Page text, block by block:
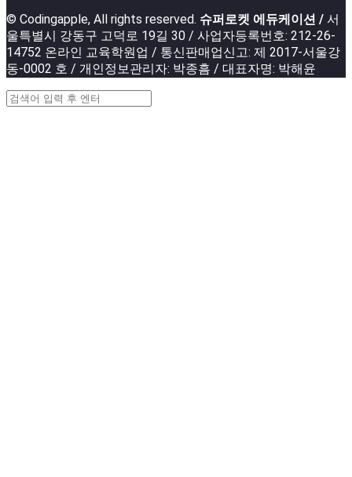
© Codingapple, All rights reserved. 슈퍼로켓 에듀케이션 / 서
울특별시 강동구 고덕로 19길 30 / 사업자등록번호: 212-26-
14752 온라인 교육학원업 / 통신판매업신고: 제 2017-서울강
동-0002 호 / 개인정보관리자: 박종흠 / 대표자명: 박해윤